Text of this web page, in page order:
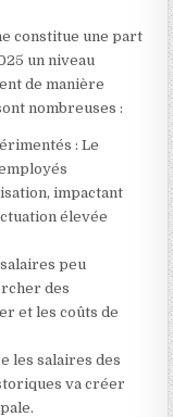
constitue une part
un niveau
de manière
nombreuses :
: Le
impactant
élevée
peu
des
et les coûts de
les salaires des
va créer